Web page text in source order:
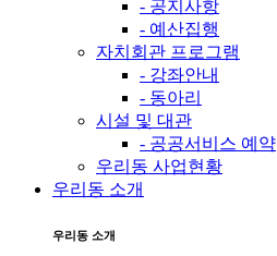
- 공지사항
- 예산집행
자치회관 프로그램
- 강좌안내
- 동아리
시설 및 대관
- 공공서비스 예약
우리동 사업현황
우리동 소개
우리동 소개